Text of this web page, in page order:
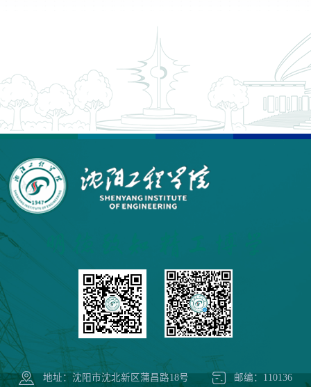
地址：沈阳市沈北新区蒲昌路18号 邮编：110136